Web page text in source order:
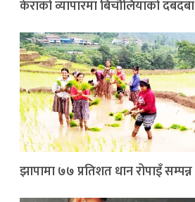
केराको व्यापारमा बिचौलियाको दबदबा
झापामा ७७ प्रतिशत धान रोपाइँ सम्पन्न